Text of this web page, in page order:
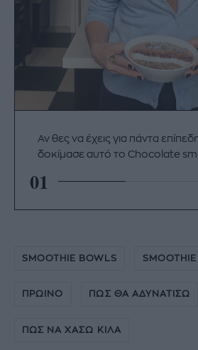
Αν θες να έχεις για πάντα επίπεδη
δοκίμασε αυτό το Chocolate
01
SMOOTHIE BOWLS SMOOTHIE
ΠΡΩΙΝΟ ΠΩΣ ΘΑ ΑΔΥΝΑΤΙΣΩ
ΠΩΣ ΝΑ ΧΑΣΩ ΚΙΛΑ